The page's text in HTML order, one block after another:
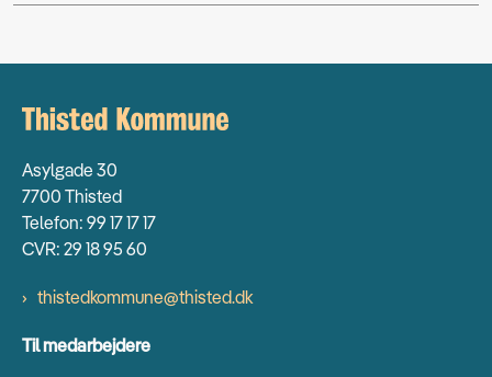
Asylgade 30
7700 Thisted
Telefon: 99 17 17 17
CVR: 29 18 95 60
thistedkommune@thisted.dk
Til medarbejdere